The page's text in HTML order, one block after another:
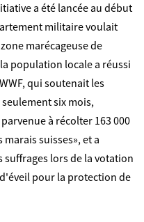
a été lancée au début
militaire voulait
marécageuse de
population locale a réussi
qui soutenait les
six mois,
à récolter 163 000
suisses», et a
suffrages lors de la votation
pour la protection de